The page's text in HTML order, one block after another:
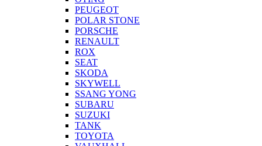
PEUGEOT
POLAR STONE
PORSCHE
RENAULT
ROX
SEAT
SKODA
SKYWELL
SSANG YONG
SUBARU
SUZUKI
TANK
TOYOTA